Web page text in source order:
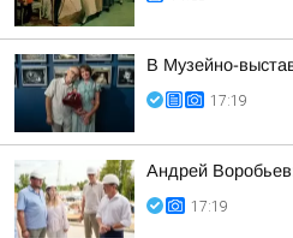
В Музейно-
17:19
Андрей
17:19